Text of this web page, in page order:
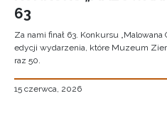
63
Za nami finał 63. Konkursu
edycji wydarzenia, które Muzeum
raz 50.
15 czerwca, 2026